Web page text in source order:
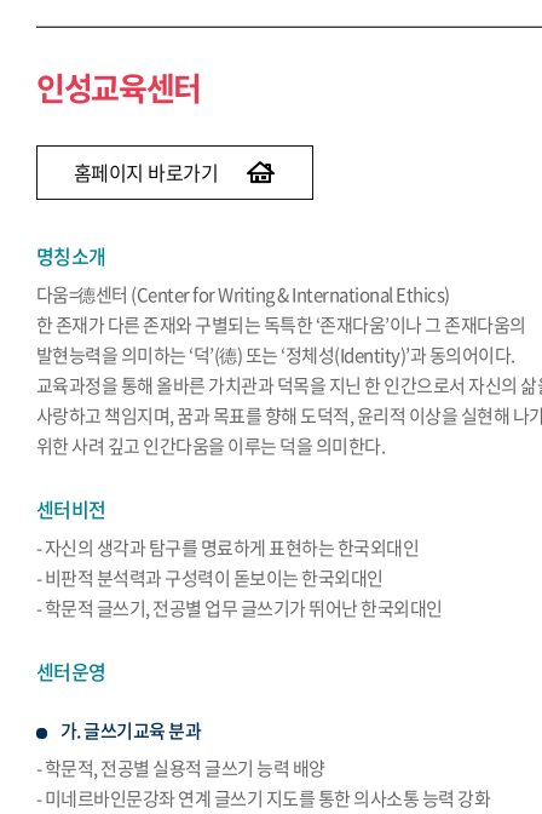
인성교육센터
홈페이지 바로가기
명칭소개
다움=德센터 (Center for Writing & International Ethics)
한 존재가 다른 존재와 구별되는 독특한 ‘존재다움’이나 그 존재다움의
발현능력을 의미하는 ‘덕’(德) 또는 ‘정체성(Identity)’과 동의어이다.
교육과정을 통해 올바른 가치관과 덕목을 지닌 한 인간으로서 자신의
사랑하고 책임지며, 꿈과 목표를 향해 도덕적, 윤리적 이상을 실현해 나
위한 사려 깊고 인간다움을 이루는 덕을 의미한다.
센터비전
- 자신의 생각과 탐구를 명료하게 표현하는 한국외대인
- 비판적 분석력과 구성력이 돋보이는 한국외대인
- 학문적 글쓰기, 전공별 업무 글쓰기가 뛰어난 한국외대인
센터운영
가. 글쓰기교육 분과
- 학문적, 전공별 실용적 글쓰기 능력 배양
- 미네르바인문강좌 연계 글쓰기 지도를 통한 의사소통 능력 강화